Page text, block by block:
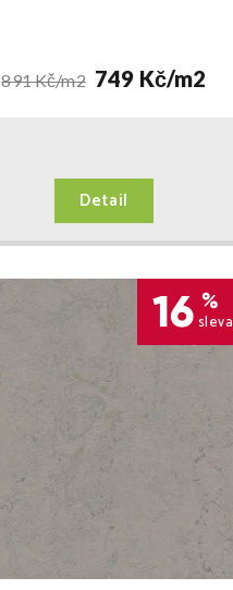
891 Kč/m2 749 Kč/m2
Detail
16 %
sleva